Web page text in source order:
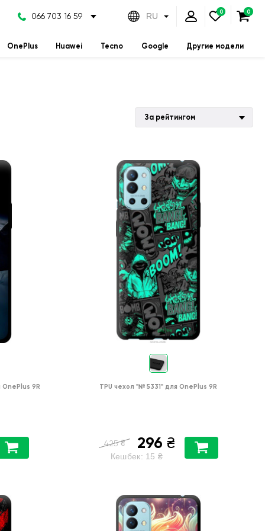
066 703 16 59 RU
OnePlus Huawei Tecno Google Другие модели
За рейтингом
OnePlus 9R TPU чехол "№ 5331" для OnePlus 9R
425 ₴ 296 ₴
Кешбек: 15 ₴